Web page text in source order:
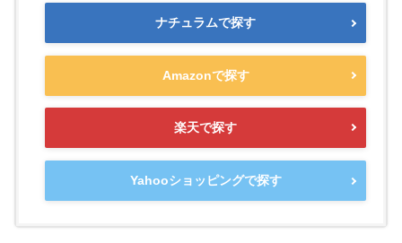
ナチュラムで探す
Amazonで探す
楽天で探す
Yahooショッピングで探す